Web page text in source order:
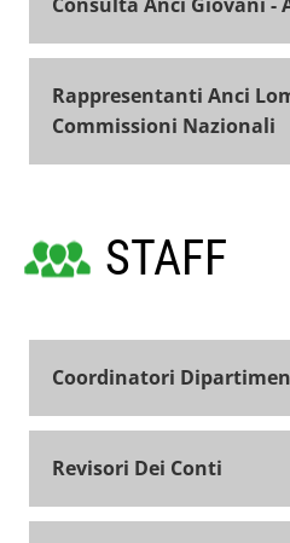
Rappresentanti Anci
Commissioni Nazionali
STAFF
Coordinatori
Revisori Dei Conti